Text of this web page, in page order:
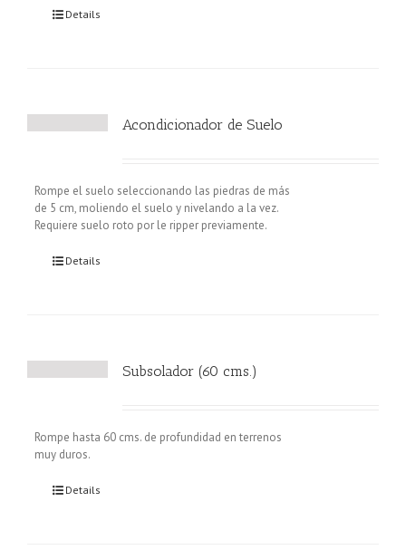
Details
Acondicionador de Suelo
Rompe el suelo seleccionando las piedras de más
de 5 cm, moliendo el suelo y nivelando a la vez.
Requiere suelo roto por le ripper previamente.
Details
Subsolador (60 cms.)
Rompe hasta 60 cms. de profundidad en terrenos
muy duros.
Details